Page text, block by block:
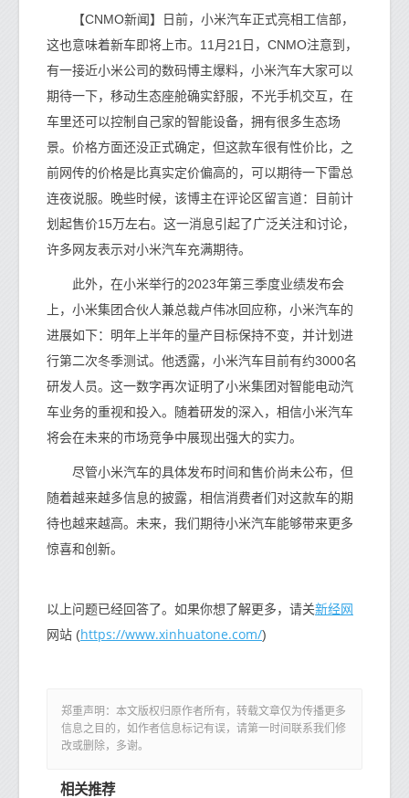
【CNMO新闻】日前，小米汽车正式亮相工信部，
这也意味着新车即将上市。11月21日，CNMO注意到，
有一接近小米公司的数码博主爆料，小米汽车大家可以
期待一下，移动生态座舱确实舒服，不光手机交互，在
车里还可以控制自己家的智能设备，拥有很多生态场
景。价格方面还没正式确定，但这款车很有性价比，之
前网传的价格是比真实定价偏高的，可以期待一下雷总
连夜说服。晚些时候，该博主在评论区留言道：目前计
划起售价15万左右。这一消息引起了广泛关注和讨论，
许多网友表示对小米汽车充满期待。
此外，在小米举行的2023年第三季度业绩发布会
上，小米集团合伙人兼总裁卢伟冰回应称，小米汽车的
进展如下：明年上半年的量产目标保持不变，并计划进
行第二次冬季测试。他透露，小米汽车目前有约3000名
研发人员。这一数字再次证明了小米集团对智能电动汽
车业务的重视和投入。随着研发的深入，相信小米汽车
将会在未来的市场竞争中展现出强大的实力。
尽管小米汽车的具体发布时间和售价尚未公布，但
随着越来越多信息的披露，相信消费者们对这款车的期
待也越来越高。未来，我们期待小米汽车能够带来更多
惊喜和创新。
以上问题已经回答了。如果你想了解更多，请关新经网
网站 (https://www.xinhuatone.com/)
郑重声明：本文版权归原作者所有，转载文章仅为传播更多
信息之目的，如作者信息标记有误，请第一时间联系我们修
改或删除，多谢。
相关推荐